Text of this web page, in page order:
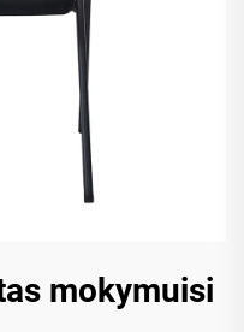
mokymuisi